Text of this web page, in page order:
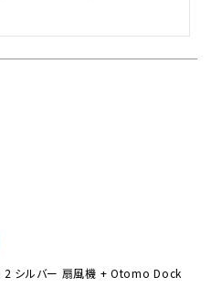
シルバー 扇風機 + Otomo Dock